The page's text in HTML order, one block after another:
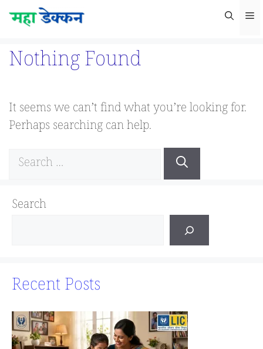
Skip
Nothing Found
It seems we can’t find what you’re looking for.
Perhaps searching can help.
Search
Search
Recent Posts